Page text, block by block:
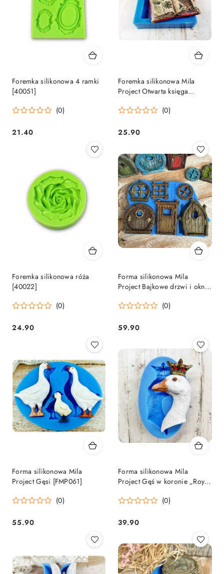
Foremka silikonowa 4 ramki
[40051]
(0)
Cena:
21.40
Foremka silikonowa Mila
Project Otwarta księga
(0)
Cena:
25.90
Foremka silikonowa róża
[40022]
(0)
Cena:
24.90
Forma silikonowa Mila
Project Bajkowe drzwi i okna
(0)
Cena:
59.90
Forma silikonowa Mila
Project Gęsi [FMP061]
(0)
Cena:
55.90
Forma silikonowa Mila
Project Gęś w koronie „Royal
(0)
Cena:
39.90